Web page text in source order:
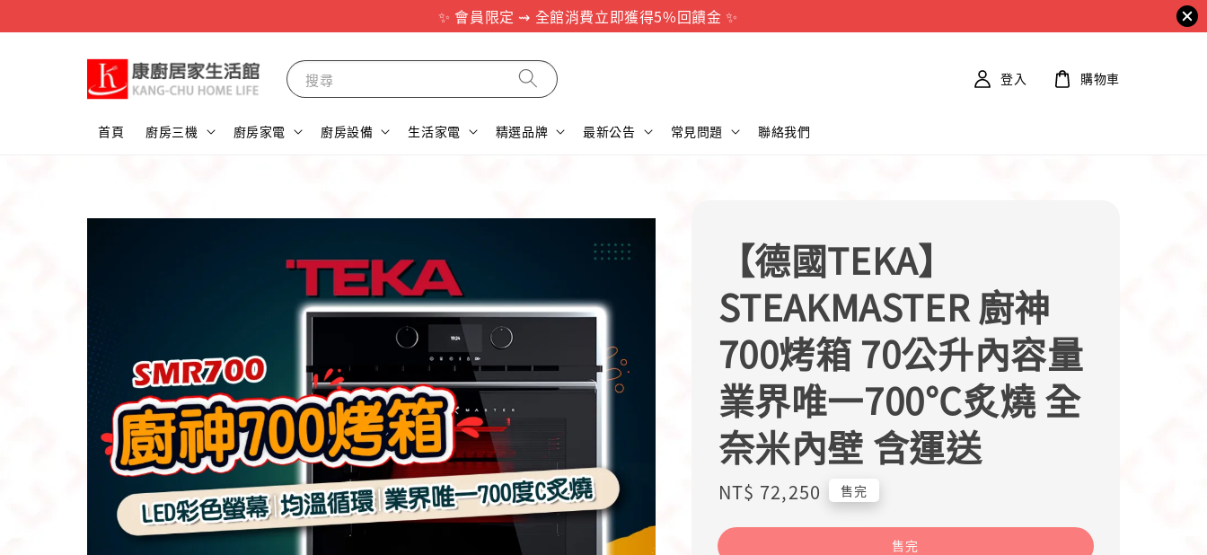
✨ 會員限定 ⇝ 全館消費立即獲得5%回饋金 ✨
搜尋
首頁 廚房三機 廚房家電 廚房設備 生活家電 精選品牌 最新公告 常見問題 聯絡我們
登入 購物車
【德國TEKA】
STEAKMASTER 廚神
700烤箱 70公升內容量
業界唯一700°C炙燒 全
奈米內壁 含運送
Regular
NT$ 72,250 售完
售完